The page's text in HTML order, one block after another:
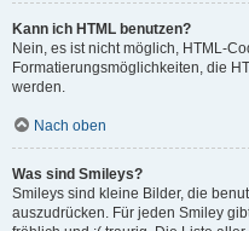
Kann ich HTML benutzen?
Nein, es ist nicht möglich, HTML-
Formatierungsmöglichkeiten, die
werden.
Nach oben
Was sind Smileys?
Smileys sind kleine Bilder, die
auszudrücken. Für jeden Smiley